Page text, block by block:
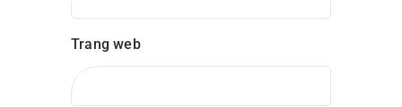
Trang web